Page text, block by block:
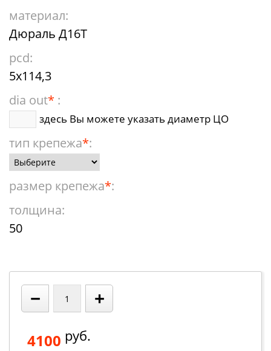
материал:
Дюраль Д16Т
pcd:
5x114,3
dia out* :
здесь Вы можете указать диаметр ЦО
тип крепежа*:
размер крепежа*:
толщина:
50
− +
4100 руб.